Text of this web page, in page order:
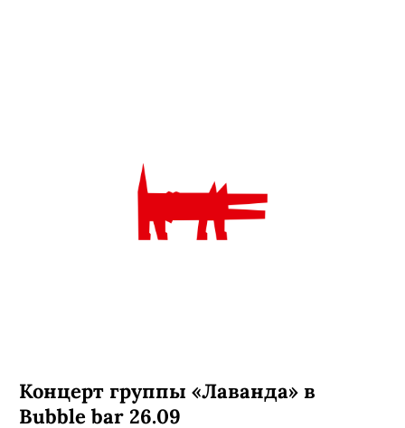
Концерт группы «Лаванда» в
Bubble bar 26.09